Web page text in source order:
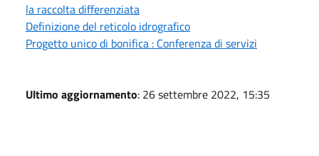
la raccolta differenziata
Definizione del reticolo idrografico
Progetto unico di bonifica : Conferenza di servizi
Ultimo aggiornamento: 26 settembre 2022, 15:35